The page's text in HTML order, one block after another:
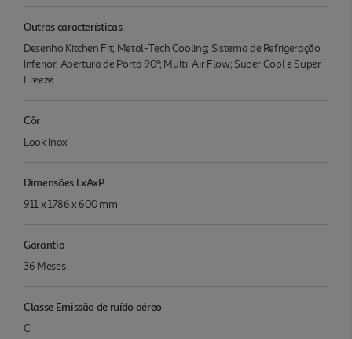
Outras características
Desenho Kitchen Fit; Metal-Tech Cooling; Sistema de Refrigeração
Inferior; Abertura de Porta 90º; Multi-Air Flow; Super Cool e Super
Freeze
Côr
Look Inox
Dimensões LxAxP
911 x 1786 x 600 mm
Garantia
36 Meses
Classe Emissão de ruído aéreo
C